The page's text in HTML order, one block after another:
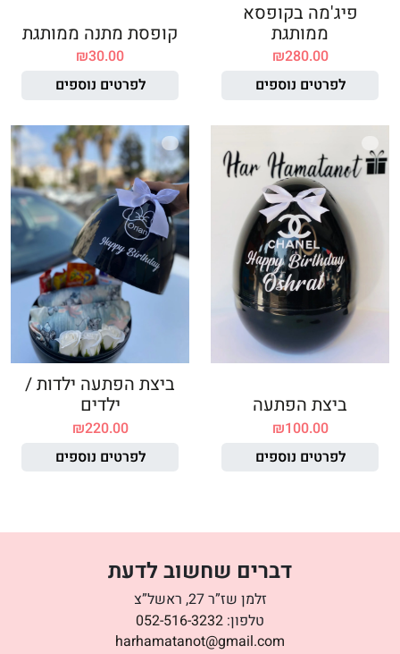
פיג'מה בקופסא
ממותגת
₪280.00
לפרטים נוספים
קופסת מתנה ממותגת
₪30.00
לפרטים נוספים
ביצת הפתעה
₪100.00
לפרטים נוספים
ביצת הפתעה ילדות /
ילדים
₪220.00
לפרטים נוספים
דברים שחשוב לדעת
זלמן שז”ר 27, ראשל”צ
טלפון: 052-516-3232
harhamatanot@gmail.com